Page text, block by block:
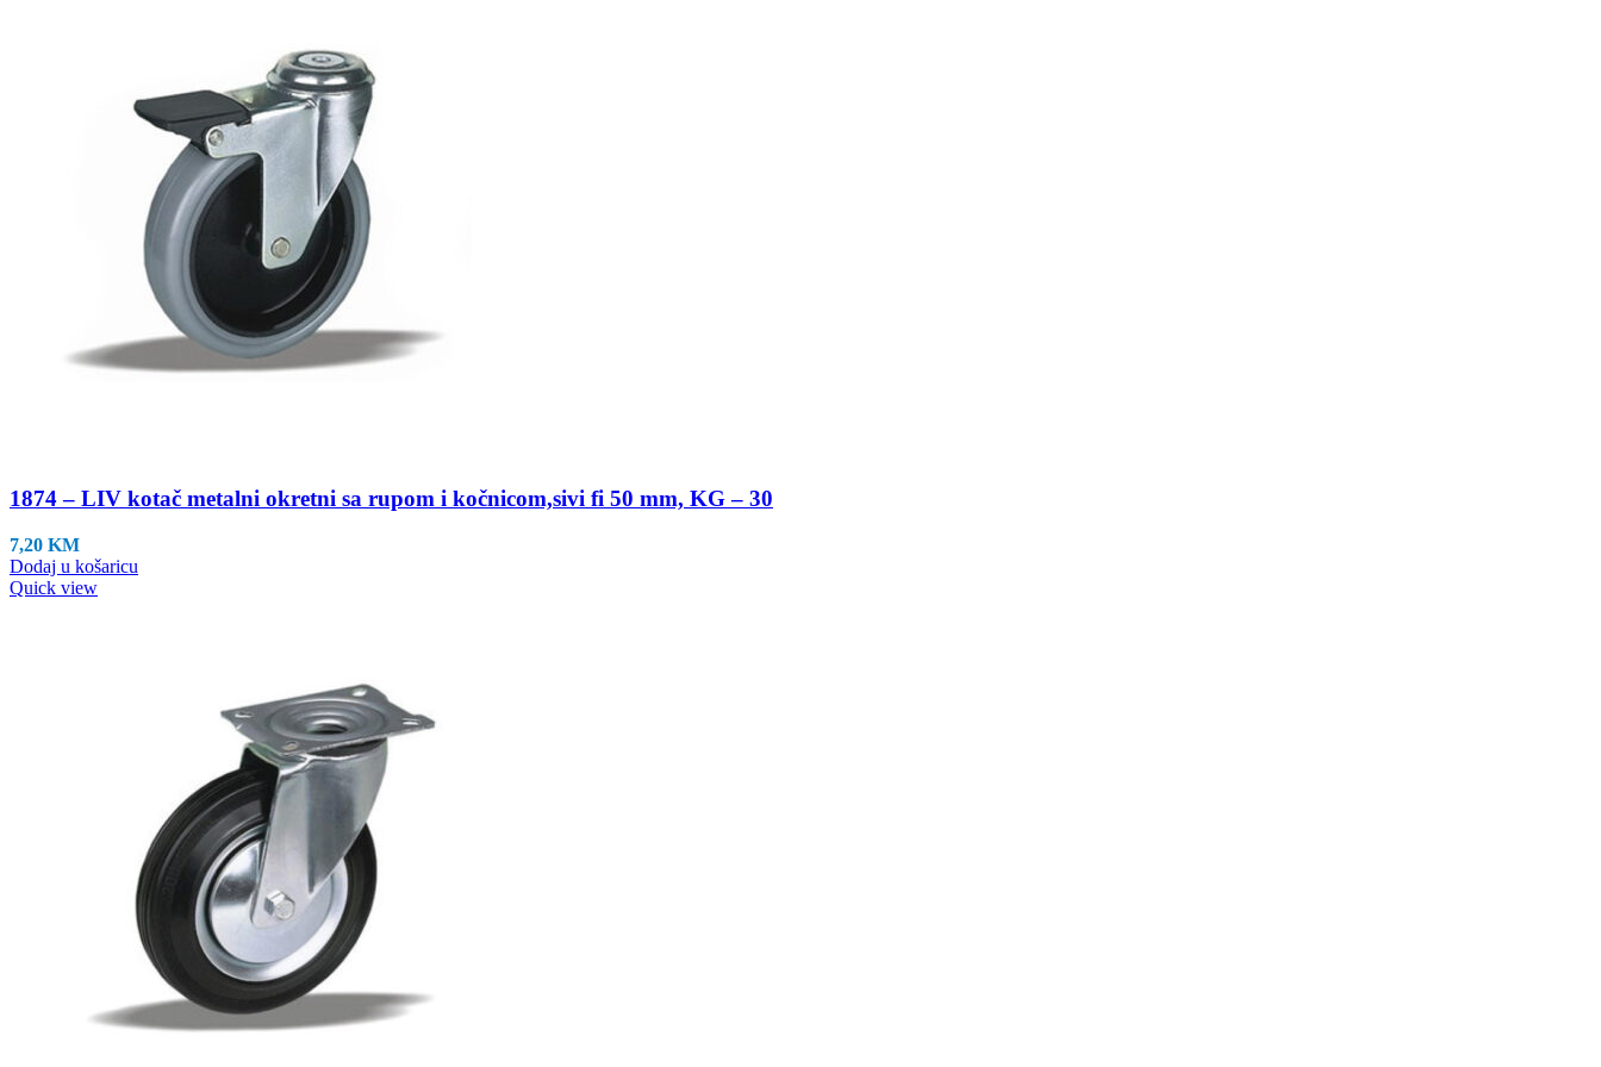
1874 – LIV kotač metalni okretni sa rupom i kočnicom,sivi fi 50 mm, KG – 30
7,20 KM
Dodaj u košaricu
Quick view